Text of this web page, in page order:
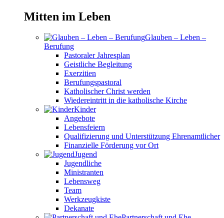
Mitten im Leben
Glauben – Leben –
Berufung
Pastoraler Jahresplan
Geistliche Begleitung
Exerzitien
Berufungspastoral
Katholischer Christ werden
Wiedereintritt in die katholische Kirche
Kinder
Angebote
Lebensfeiern
Qualifizierung und Unterstützung Ehrenamtlicher
Finanzielle Förderung vor Ort
Jugend
Jugendliche
Ministranten
Lebensweg
Team
Werkzeugkiste
Dekanate